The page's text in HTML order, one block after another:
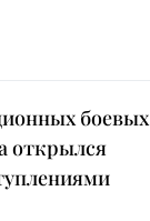
боевых
открылся